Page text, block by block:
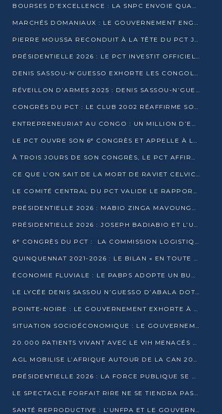
BOURSES D’EXCELLENCE : LA SNPC ENVOIE QUATRE NOUVEAUX TALENTS CONGOLAIS SE FORMER À BAKOU
MARCHÉS DOMANIAUX : LE GOUVERNEMENT ENGAGE LA STRUCTURATION DES TAXES D’ASSAINISSEMENT
PIERRE MOUSSA RECONDUIT À LA TÊTE DU PCT JUSQU’EN 2031
PRÉSIDENTIELLE 2026 : LE PCT INVESTIT OFFICIELLEMENT DENIS SASSOU NGUESSO
DENIS SASSOU-N’GUESSO EXHORTE LES CONGOLAIS À L’UNITÉ ET AU FAIR-PLAY DÉMOCRATIQUE EN 2026
RÉVEILLON D’ARMES 2025 : DENIS SASSOU-N’GUESSO GARANTIT DES ÉLECTIONS 2026 PAISIBLES ET SÉCURISÉES
CONGRÈS DU PCT : LE CLUB 2002 RÉAFFIRME SON SOUTIEN À DENIS SASSOU-N’GUESSO POUR 2026
ENTREPRENEURIAT AU CONGO : UN MILLION D’EUROS POUR FINANCER LES STARTUPS DÈS 2026
LE PCT OUVRE SON 6ᵉ CONGRÈS ET APPELLE À LA CANDIDATURE DE DENIS SASSOU NGUESSO
À TROIS JOURS DE SON CONGRÈS, LE PCT AFFIRME AVOIR ATTEINT TOUS SES OBJECTIFS
CE QUE L’ON SAIT DE LA MORT DE RAVIET CELVIC N’TSIANTSIE
LE COMITÉ CENTRAL DU PCT VALIDE LE RAPPORT DU CONGRÈS ET SOUTIENT DENIS SASSOU N’GUESSO
PRÉSIDENTIELLE 2026 : MABIO ZINGA MAVOUNGOU DÉCLARE SA CANDIDATURE ET CHARGE LE BILAN DU PCT
PRÉSIDENTIELLE 2026 : JOSEPH BADIABIO ET L’UDH-YUKI JOUENT LA PRUDENCE
6ᵉ CONGRÈS DU PCT : LA COMMISSION LOGISTIQUE ASSURE LA DISTRIBUTION DES KITS
QUINQUENNAT 2021-2026 : LE BILAN « EN TOUTE TRANSPARENCE » PRÉSENTÉ À LA PRESSE
ÉCONOMIE FLUVIALE : LE PABPS ADOPTE UN BUDGET 2026 DE PLUS DE 2,7 MILLIARDS FCFA
LE LYCÉE DENIS SASSOU N’GUESSO D’ABALA DOTÉ D’UNE SALLE MULTIMÉDIA
POINTE-NOIRE : LE GOUVERNEMENT EXHORTE À UN USAGE RESPONSABLE DU NOUVEAU MATÉRIEL MUNICIPAL
SITUATION SOCIOÉCONOMIQUE : LE GOUVERNEMENT INTERPELLÉ DEVANT LE SÉNAT
20.000 PATIENTS VIVANT AVEC LE VIH MENACÉS D’ARRÊT DE TRAITEMENT
AGL MOBILISE L’AFRIQUE AUTOUR DE LA CAN 2025
PRÉSIDENTIELLE 2026 : LA FORCE PUBLIQUE SE PRÉPARE À SÉCURISER LE SCRUTIN
LE SPECTACLE FORFAIT RIRE NE SE TIENDRA PAS LE 1ER JANVIER
SANTÉ REPRODUCTIVE : L’UNFPA ET LE GOUVERNEMENT AFFINENT LES PRIORITÉS DE 2026